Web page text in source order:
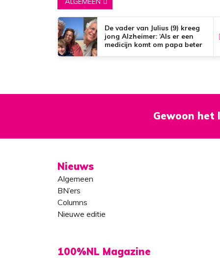
De vader van Julius (9) kreeg
jong Alzheimer: ‘Als er een
medicijn komt om papa beter
Gewoon het
Nieuws
Algemeen
BN’ers
Columns
Nieuwe editie
100%NL Magazine